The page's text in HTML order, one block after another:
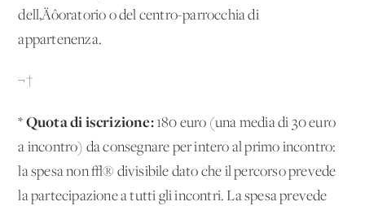
dell‚Äôoratorio o del centro-parrocchia di
appartenenza.
¬†
* Quota di iscrizione:180 euro (una media di 30 euro
a incontro) da consegnare per intero al primo incontro:
la spesa non √® divisibile dato che il percorso prevede
la partecipazione a tutti gli incontri. La spesa prevede